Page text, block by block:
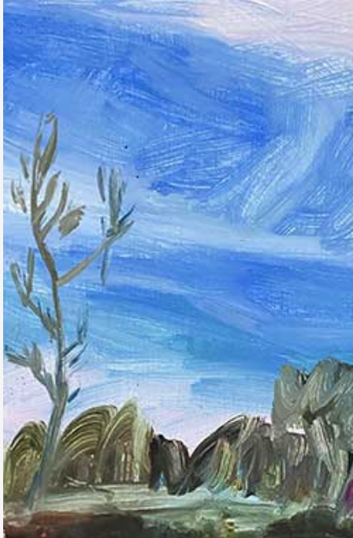
Partenaires
Crédits
Actions
Documentation
Visites d'ateliers
Production vidéo
Formation
Événements
1% œuvres dans
public